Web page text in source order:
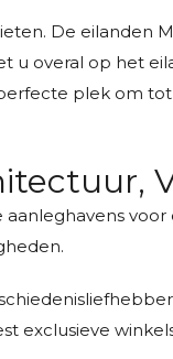
De eilanden
u overal op het
plek om
voor
exclusieve